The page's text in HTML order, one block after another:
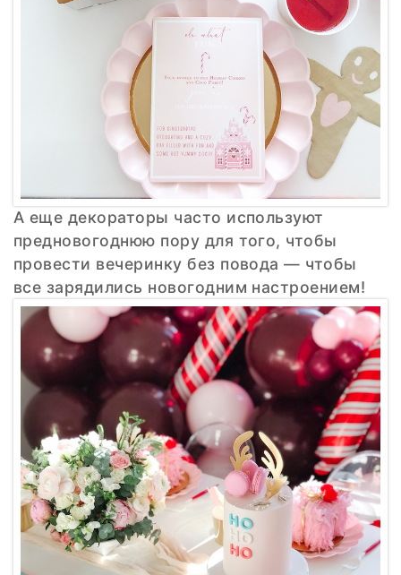
А еще декораторы часто используют
предновогоднюю пору для того, чтобы
провести вечеринку без повода — чтобы
все зарядились новогодним настроением!